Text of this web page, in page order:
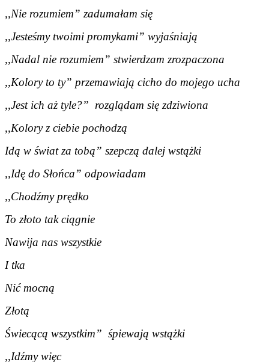
,,Nie rozumiem” zadumałam się
,,Jesteśmy twoimi promykami” wyjaśniają
,,Nadal nie rozumiem” stwierdzam zrozpaczona
,,Kolory to ty” przemawiają cicho do mojego ucha
,,Jest ich aż tyle?” rozglądam się zdziwiona
,,Kolory z ciebie pochodzą
Idą w świat za tobą” szepczą dalej wstążki
,,Idę do Słońca” odpowiadam
,,Chodźmy prędko
To złoto tak ciągnie
Nawija nas wszystkie
I tka
Nić mocną
Złotą
Świecącą wszystkim” śpiewają wstążki
,,Idźmy więc